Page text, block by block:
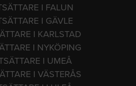
I FALUN
I GÄVLE
I KARLSTAD
I NYKÖPING
I UMEÅ
I VÄSTERÅS